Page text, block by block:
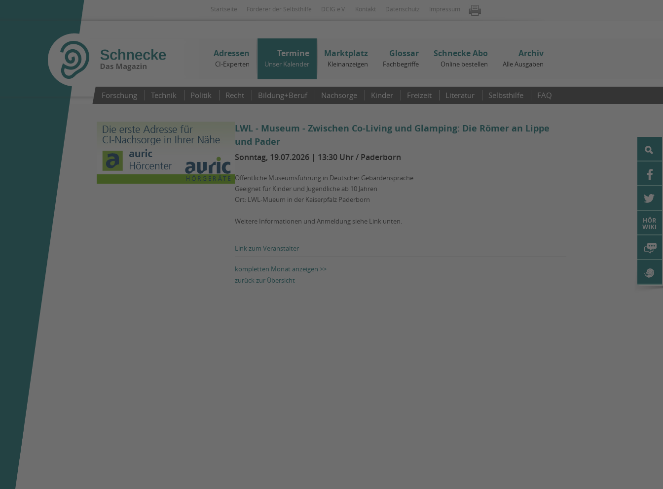
Startseite Förderer der Selbsthilfe DCIG e.V. Kontakt Datenschutz Impressum
Adressen
CI-Experten
Termine
Unser Kalender
Marktplatz
Kleinanzeigen
Glossar
Fachbegriffe
Schnecke Abo
Online bestellen
Archiv
Alle Ausgaben
Forschung Technik Politik Recht Bildung+Beruf Nachsorge Kinder Freizeit Literatur Selbsthilfe FAQ
LWL - Museum - Zwischen Co-Living und Glamping: Die Römer an Lippe
und Pader
Sonntag, 19.07.2026 | 13:30 Uhr / Paderborn
Öffentliche Museumsführung in Deutscher Gebärdensprache
Geeignet für Kinder und Jugendliche ab 10 Jahren
Ort: LWL-Mueum in der Kaiserpfalz Paderborn
Weitere Informationen und Anmeldung siehe Link unten.
Link zum Veranstalter
kompletten Monat anzeigen >>
zurück zur Übersicht